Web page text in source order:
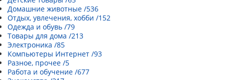
Домашние животные /536
Отдых, увлечения, хобби /152
Одежда и обувь /79
Товары для дома /213
Электроника /85
Компьютеры Интернет /93
Разное, прочее /5
Работа и обучение /677